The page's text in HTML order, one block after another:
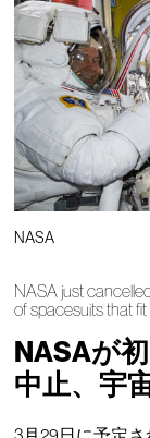
NASA
NASA just
of spacesuits that fit
NASAが
中止、宇